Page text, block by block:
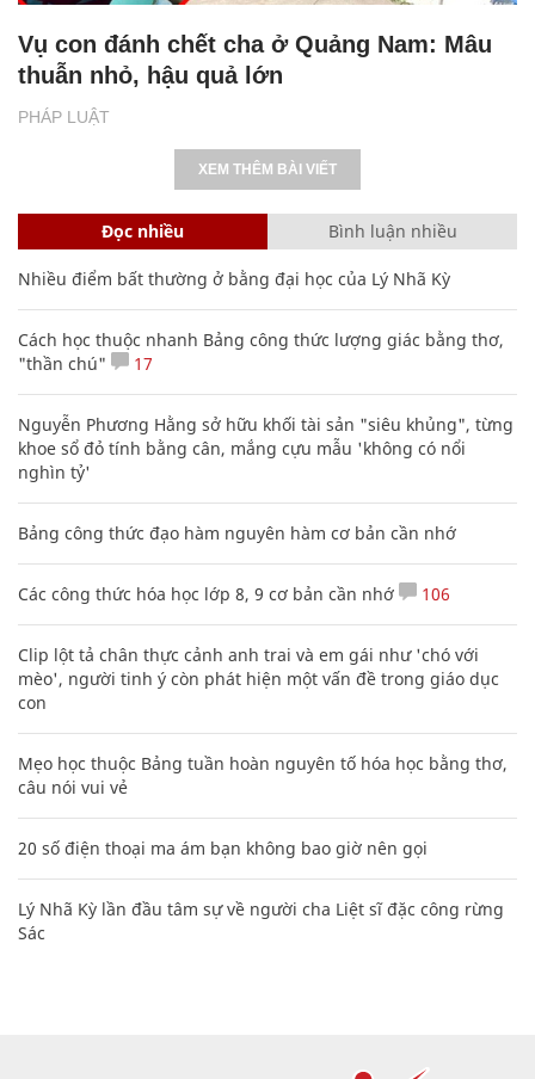
PHÁP LUẬT
Vụ con đánh chết cha ở Quảng Nam: Mâu
thuẫn nhỏ, hậu quả lớn
XEM THÊM BÀI VIẾT
Đọc nhiều Bình luận nhiều
Nhiều điểm bất thường ở bằng đại học của Lý Nhã Kỳ
Cách học thuộc nhanh Bảng công thức lượng giác bằng thơ,
"thần chú"
17
Nguyễn Phương Hằng sở hữu khối tài sản "siêu khủng", từng
khoe sổ đỏ tính bằng cân, mắng cựu mẫu 'không có nổi
nghìn tỷ'
Bảng công thức đạo hàm nguyên hàm cơ bản cần nhớ
Các công thức hóa học lớp 8, 9 cơ bản cần nhớ 106
Clip lột tả chân thực cảnh anh trai và em gái như 'chó với
mèo', người tinh ý còn phát hiện một vấn đề trong giáo dục
con
Mẹo học thuộc Bảng tuần hoàn nguyên tố hóa học bằng thơ,
câu nói vui vẻ
20 số điện thoại ma ám bạn không bao giờ nên gọi
Lý Nhã Kỳ lần đầu tâm sự về người cha Liệt sĩ đặc công rừng
Sác